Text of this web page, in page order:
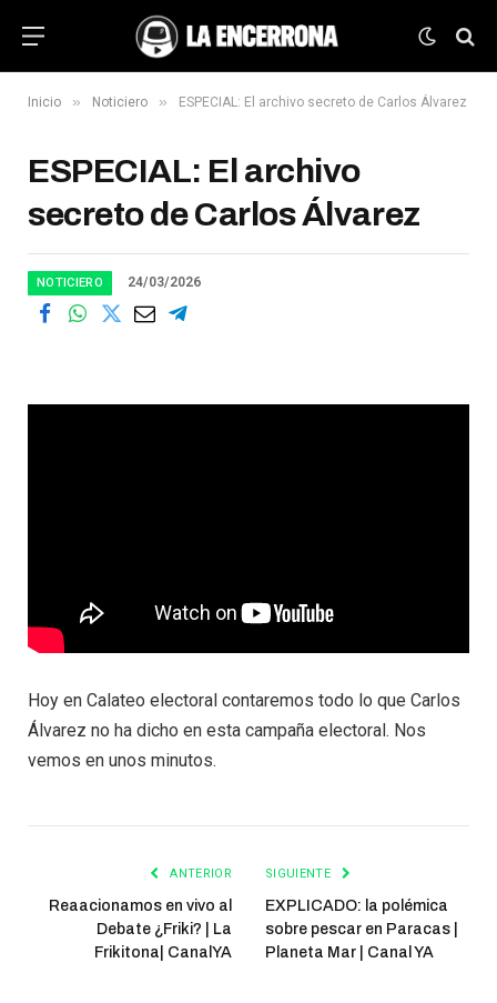
Inicio » Noticiero » ESPECIAL: El archivo secreto de Carlos Álvarez
ESPECIAL: El archivo
secreto de Carlos Álvarez
NOTICIERO 24/03/2026
Hoy en Calateo electoral contaremos todo lo que Carlos
Álvarez no ha dicho en esta campaña electoral. Nos
vemos en unos minutos.
ANTERIOR
Reaacionamos en vivo al
Debate ¿Friki? | La
Frikitona| CanalYA
SIGUIENTE
EXPLICADO: la polémica
sobre pescar en Paracas |
Planeta Mar | Canal YA